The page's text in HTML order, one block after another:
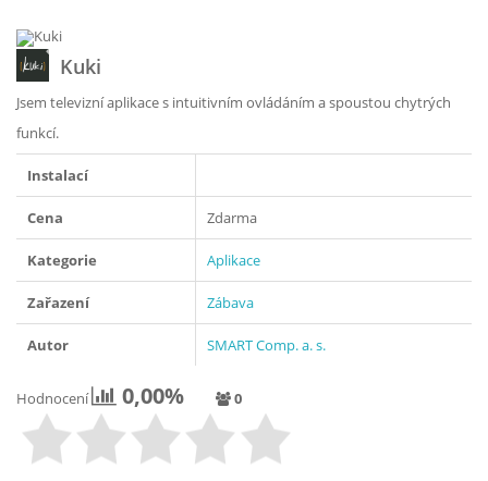
Kuki
Jsem televizní aplikace s intuitivním ovládáním a spoustou chytrých
funkcí.
Instalací
Cena Zdarma
Kategorie Aplikace
Zařazení Zábava
Autor SMART Comp. a. s.
Hodnocení 0,00% 0